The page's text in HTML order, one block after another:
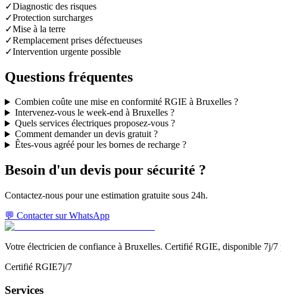
✓Diagnostic des risques
✓Protection surcharges
✓Mise à la terre
✓Remplacement prises défectueuses
✓Intervention urgente possible
Questions fréquentes
Combien coûte une mise en conformité RGIE à Bruxelles ?
Intervenez-vous le week-end à Bruxelles ?
Quels services électriques proposez-vous ?
Comment demander un devis gratuit ?
Êtes-vous agréé pour les bornes de recharge ?
Besoin d'un devis pour sécurité ?
Contactez-nous pour une estimation gratuite sous 24h.
💬 Contacter sur WhatsApp
Votre électricien de confiance à Bruxelles. Certifié RGIE, disponible 7j/7
Certifié RGIE7j/7
Services